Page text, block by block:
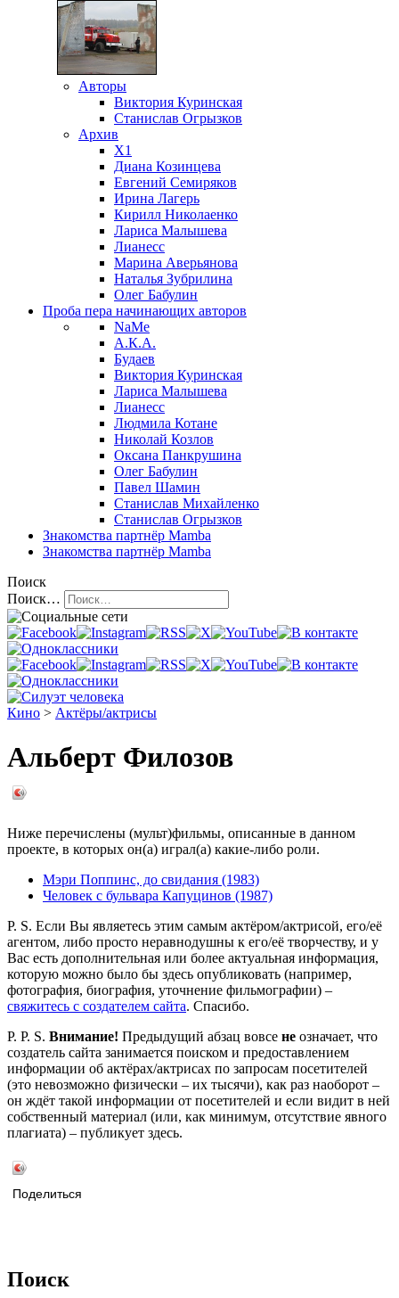
Авторы
Виктория Куринская
Станислав Огрызков
Архив
X1
Диана Козинцева
Евгений Семиряков
Ирина Лагерь
Кирилл Николаенко
Лариса Малышева
Лианесс
Марина Аверьянова
Наталья Зубрилина
Олег Бабулин
Проба пера начинающих авторов
NaMe
А.К.А.
Будаев
Виктория Куринская
Лариса Малышева
Лианесс
Людмила Котане
Николай Козлов
Оксана Панкрушина
Олег Бабулин
Павел Шамин
Станислав Михайленко
Станислав Огрызков
Знакомства партнёр Mamba
Знакомства партнёр Mamba
Поиск
Поиск…
Кино > Актёры/актрисы
Альберт Филозов
Ниже перечислены (мульт)фильмы, описанные в данном
проекте, в которых он(а) играл(а) какие-либо роли.
Мэри Поппинс, до свидания (1983)
Человек с бульвара Капуцинов (1987)
P. S. Если Вы являетесь этим самым актёром/актрисой, его/её
агентом, либо просто неравнодушны к его/её творчеству, и у
Вас есть дополнительная или более актуальная информация,
которую можно было бы здесь опубликовать (например,
фотография, биография, уточнение фильмографии) –
свяжитесь с создателем сайта. Спасибо.
P. P. S. Внимание! Предыдущий абзац вовсе не означает, что
создатель сайта занимается поиском и предоставлением
информации об актёрах/актрисах по запросам посетителей
(это невозможно физически – их тысячи), как раз наоборот –
он ждёт такой информации от посетителей и если видит в ней
собственный материал (или, как минимум, отсутствие явного
плагиата) – публикует здесь.
Поделиться
Поиск